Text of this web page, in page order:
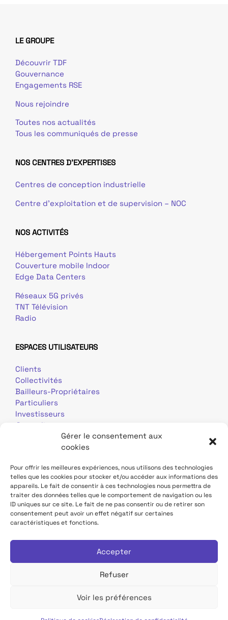
Gérer le consentement aux
cookies
Pour offrir les meilleures expériences, nous utilisons des technologies
telles que les cookies pour stocker et/ou accéder aux informations des
appareils. Le fait de consentir à ces technologies nous permettra de
traiter des données telles que le comportement de navigation ou les
ID uniques sur ce site. Le fait de ne pas consentir ou de retirer son
consentement peut avoir un effet négatif sur certaines
caractéristiques et fonctions.
Accepter
Refuser
Voir les préférences
LE GROUPE
Découvrir TDF
Gouvernance
Engagements RSE
Nous rejoindre
Toutes nos actualités
Tous les communiqués de presse
NOS CENTRES D'EXPERTISES
Centres de conception industrielle
Centre d’exploitation et de supervision – NOC
NOS ACTIVITÉS
Hébergement Points Hauts
Couverture mobile Indoor
Edge Data Centers
Réseaux 5G privés
TNT Télévision
Radio
ESPACES UTILISATEURS
Clients
Collectivités
Bailleurs-Propriétaires
Particuliers
Investisseurs
Journalistes
Mentions légales Données personnelles
Contact Site TDF Infrastructure
Déclaration d'accessibilité